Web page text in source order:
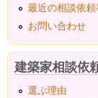
最近の相談依頼
お問い合わせ
建築家相談依
選ぶ理由